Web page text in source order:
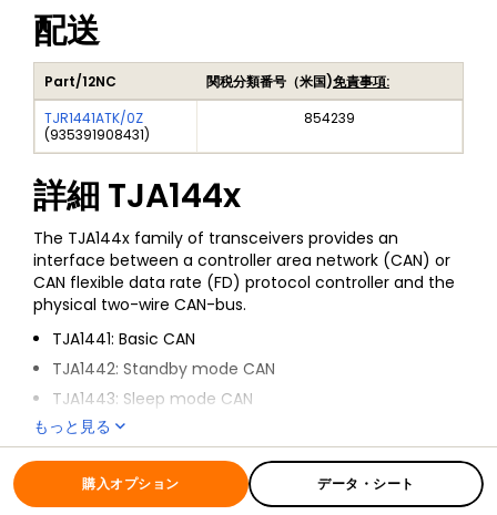
配送
Part/12NC 関税分類番号（米国)免責事項:
TJR1441ATK/0Z
(935391908431)
854239
詳細 TJA144x
The TJA144x family of transceivers provides an
interface between a controller area network (CAN) or
CAN flexible data rate (FD) protocol controller and the
physical two-wire CAN-bus.
TJA1441: Basic CAN
TJA1442: Standby mode CAN
TJA1443: Sleep mode CAN
TJA1448: Dual channel standby mode CAN
All variants enable reliable communication in the CAN
FD fast phase at data rates up to 5 Mbit/s.
もっと見る
全ての情報 TJA144x
購入オプション データ・シート